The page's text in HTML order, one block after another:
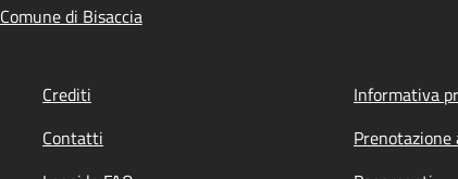
Comune di Bisaccia
Crediti Informativa
Contatti